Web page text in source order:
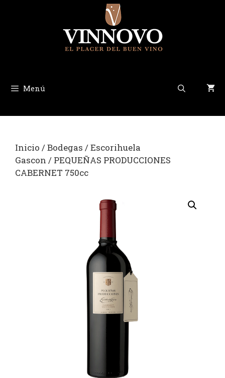
Menú
Inicio /Bodegas /Escorihuela
Gascon / PEQUEÑAS PRODUCCIONES
CABERNET 750cc